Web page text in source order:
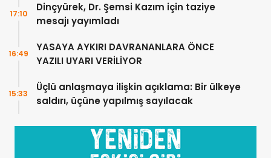
Dinçyürek, Dr. Şemsi Kazım için taziye
mesajı yayımladı
17:10
YASAYA AYKIRI DAVRANANLARA ÖNCE
YAZILI UYARI VERİLİYOR
16:49
Üçlü anlaşmaya ilişkin açıklama: Bir ülkeye
saldırı, üçüne yapılmış sayılacak
15:33